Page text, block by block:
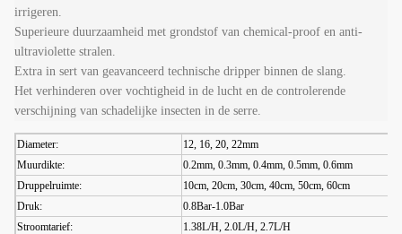
irrigeren.
Superieure duurzaamheid met grondstof van chemical-proof en anti-
ultraviolette stralen.
Extra in sert van geavanceerd technische dripper binnen de slang.
Het verhinderen over vochtigheid in de lucht en de controlerende
verschijning van schadelijke insecten in de serre.
Diameter:
12, 16, 20, 22mm
Muurdikte:
0.2mm, 0.3mm, 0.4mm, 0.5mm, 0.6mm
Druppelruimte:
10cm, 20cm, 30cm, 40cm, 50cm, 60cm
Druk:
0.8Bar-1.0Bar
Stroomtarief:
1.38L/H, 2.0L/H, 2.7L/H